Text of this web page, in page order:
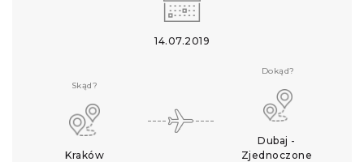
14.07.2019
Skąd?
Kraków
Dokąd?
Dubaj -
Zjednoczone